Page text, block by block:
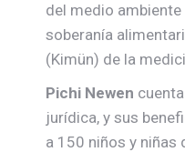
del medio
soberanía
(Kimün) de la
Pichi Newen
jurídica, y sus
a 150 niños y niñas